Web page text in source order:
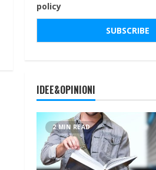
policy
IDEE&OPINIONI
2 MIN READ